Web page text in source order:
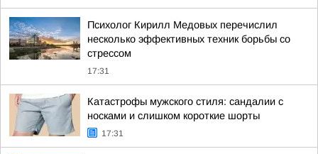
Психолог Кирилл Медовых перечислил
несколько эффективных техник борьбы со
стрессом
17:31
Катастрофы мужского стиля: сандалии с
носками и слишком короткие шорты
17:31